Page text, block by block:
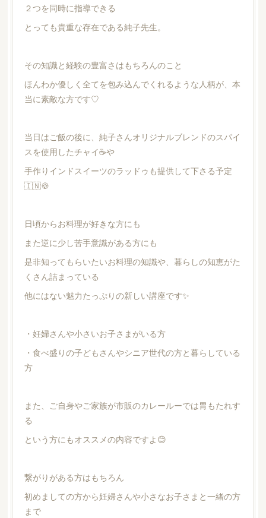
２つを同時に指導できる
とっても貴重な存在である純子先生。
その知識と経験の豊富さはもちろんのこと
ほんわか優しく全てを包み込んでくれるような人柄が、本
当に素敵な方です♡
当日はご飯の後に、純子さんオリジナルブレンドのスパイ
スを使用したチャイ☕️や
手作りインドスイーツのラッドゥも提供して下さる予定
🇮🇳🍪
日頃からお料理が好きな方にも
また逆に少し苦手意識がある方にも
是非知ってもらいたいお料理の知識や、暮らしの知恵がた
くさん詰まっている
他にはない魅力たっぷりの新しい講座です✨
・妊婦さんや小さいお子さまがいる方
・食べ盛りの子どもさんやシニア世代の方と暮らしている
方
また、ご自身やご家族が市販のカレールーでは胃もたれす
る
という方にもオススメの内容ですよ😊
繋がりがある方はもちろん
初めましての方から妊婦さんや小さなお子さまと一緒の方
まで